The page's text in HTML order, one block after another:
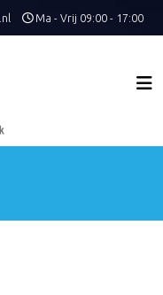
Ma - Vrij 09:00 - 17:00